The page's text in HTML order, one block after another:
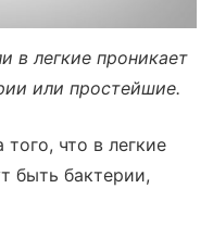
в легкие проникает
или простейшие.
что в легкие
быть бактерии,